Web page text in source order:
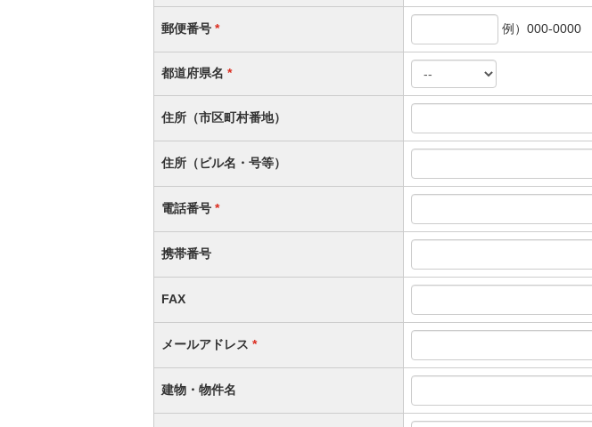
郵便番号 * 例）000-0000
都道府県名 *
住所（市区町村番地）
住所（ビル名・号等）
電話番号 *
携帯番号
FAX
メールアドレス *
建物・物件名